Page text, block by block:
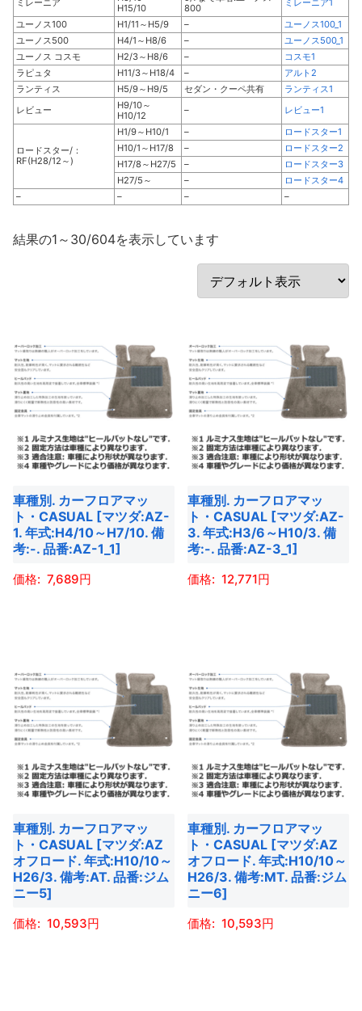
H15/10
800
ユーノス100
H1/11～H5/9 –
ユーノス100_1
ユーノス500
H4/1～H8/6 –
ユーノス500_1
ユーノス コスモ
H2/3～H8/6 –
コスモ1
ラピュタ
H11/3～H18/4 –
アルト2
ランティス
H5/9～H9/5 セダン・クーペ共有
ランティス1
レビュー
H9/10～
H10/12
– レビュー1
ロードスター/：
RF(H28/12～)
H1/9～H10/1 –
ロードスター1
H10/1～H17/8
–
ロードスター2
H17/8～H27/5
–
ロードスター3
H27/5～
–
ロードスター4
–
– – –
結果の1～30/604を表示しています
車種別. カーフロアマッ
ト・CASUAL [マツダ:AZ-
1. 年式:H4/10～H7/10. 備
考:-. 品番:AZ-1_1]
7,689
品
に
は
複
数
の
リ
エ
ー
シ
ョ
車種別. カーフロアマッ
ト・CASUAL [マツダ:AZ-
3. 年式:H3/6～H10/3. 備
考:-. 品番:AZ-3_1]
12,771
品
に
は
複
数
の
リ
エ
ー
シ
ョ
車種別. カーフロアマッ
ト・CASUAL [マツダ:AZ
オフロード. 年式:H10/10～
H26/3. 備考:AT. 品番:ジム
ニー5]
10,593
車種別. カーフロアマッ
ト・CASUAL [マツダ:AZ
オフロード. 年式:H10/10～
H26/3. 備考:MT. 品番:ジム
ニー6]
10,593